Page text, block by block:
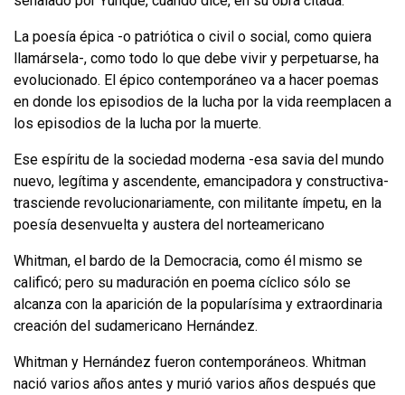
La poesía épica -o patriótica o civil o social, como quiera
llamársela-, como todo lo que debe vivir y perpetuarse, ha
evolucionado. El épico contemporáneo va a ha­cer poemas
en donde los episodios de la lucha por la vida reemplacen a
los episodios de la lucha por la muerte.
Ese espíritu de la sociedad moderna -esa savia del mundo
nuevo, legítima y ascendente, emancipadora y constructiva-
trasciende revolucionariamente, con militante ímpetu, en la
poesía desenvuelta y austera del norteamericano
Whitman, el bardo de la Democracia, como él mismo se
calificó; pero su madu­ración en poema cíclico sólo se
alcanza con la aparición de la popularísima y extraordinaria
creación del sudamericano Hernández.
Whitman y Hernández fueron contemporáneos. Whitman
nació varios años antes y murió varios años después que